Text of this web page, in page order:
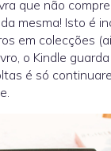
que não
mesma! Isto é
em colecções
o Kindle
é só